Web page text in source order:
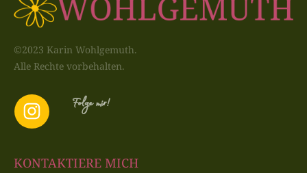
©2023 Karin Wohlgemuth.
Alle Rechte vorbehalten.
Folge mir!
KONTAKTIERE MICH